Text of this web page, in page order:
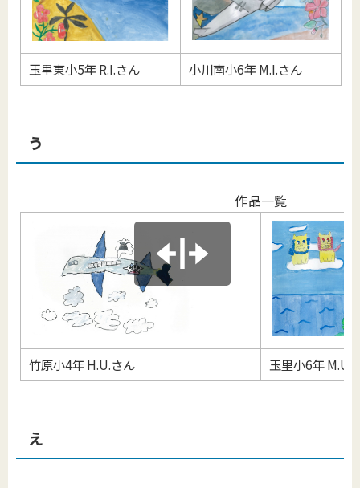
玉里東小5年 R.I.さん 小川南小6年 M.I.さん
う
作品一覧
竹原小4年 H.U.さん 玉里小6年 M.U.
え